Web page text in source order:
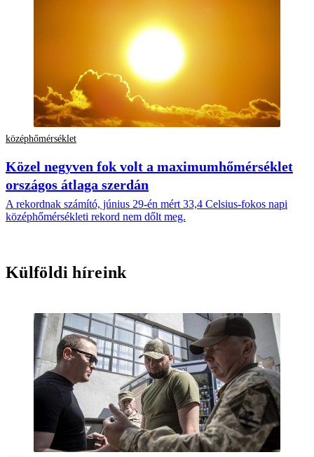
középhőmérséklet
Közel negyven fok volt a maximumhőmérséklet
országos átlaga szerdán
A rekordnak számító, június 29-én mért 33,4 Celsius-fokos napi
középhőmérsékleti rekord nem dőlt meg.
Külföldi híreink